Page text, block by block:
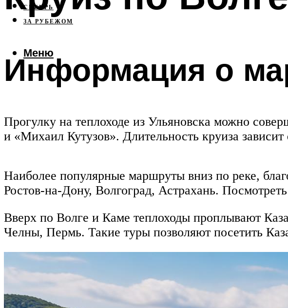
СИБИРЬ
ЗА РУБЕЖОМ
Меню
Информация о
Прогулку на теплоходе из Ульяновска можно
и «Михаил Кутузов». Длительность круиза
Наиболее популярные маршруты вниз по реке,
Ростов-на-Дону, Волгоград, Астрахань.
Вверх по Волге и Каме теплоходы проплывают
Челны, Пермь. Такие туры позволяют посетить